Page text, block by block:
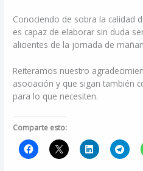
Conociendo de sobra la calidad
es capaz de elaborar sin duda
alicientes de la jornada de
Reiteramos nuestro
asociación y que sigan también
para lo que necesiten.
Comparte esto: